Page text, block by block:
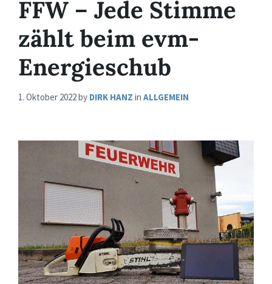
FFW – Jede Stimme
zählt beim evm-
Energieschub
1. Oktober 2022by DIRK HANZ in ALLGEMEIN